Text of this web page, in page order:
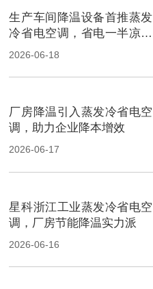
生产车间降温设备首推蒸发
冷省电空调，省电一半凉快
翻倍
2026-06-18
厂房降温引入蒸发冷省电空
调，助力企业降本增效
2026-06-17
星科浙江工业蒸发冷省电空
调，厂房节能降温实力派
2026-06-16